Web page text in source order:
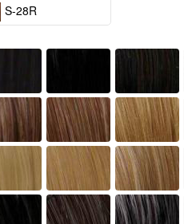
S-28R